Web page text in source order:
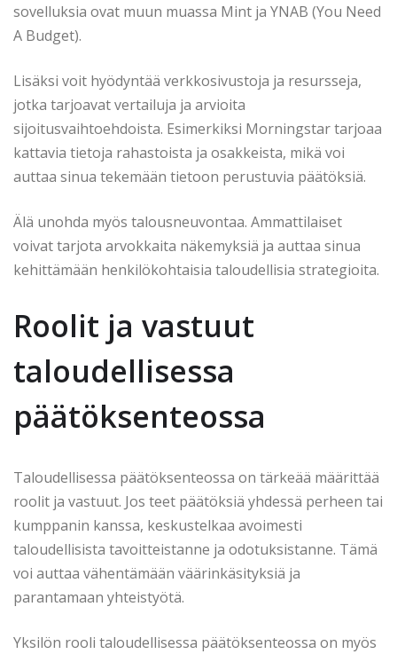
sovelluksia ovat muun muassa Mint ja YNAB (You Need
A Budget).
Lisäksi voit hyödyntää verkkosivustoja ja resursseja,
jotka tarjoavat vertailuja ja arvioita
sijoitusvaihtoehdoista. Esimerkiksi Morningstar tarjoaa
kattavia tietoja rahastoista ja osakkeista, mikä voi
auttaa sinua tekemään tietoon perustuvia päätöksiä.
Älä unohda myös talousneuvontaa. Ammattilaiset
voivat tarjota arvokkaita näkemyksiä ja auttaa sinua
kehittämään henkilökohtaisia taloudellisia strategioita.
Roolit ja vastuut
taloudellisessa
päätöksenteossa
Taloudellisessa päätöksenteossa on tärkeää määrittää
roolit ja vastuut. Jos teet päätöksiä yhdessä perheen tai
kumppanin kanssa, keskustelkaa avoimesti
taloudellisista tavoitteistanne ja odotuksistanne. Tämä
voi auttaa vähentämään väärinkäsityksiä ja
parantamaan yhteistyötä.
Yksilön rooli taloudellisessa päätöksenteossa on myös